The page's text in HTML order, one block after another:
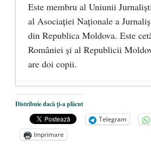
Este membru al Uniunii
al Asociaţiei Naţionale a
din Republica Moldova. Este
României și al Republicii
are doi copii.
Tot ce am realizat datorez
22 octombrie 2017
Vizita Patriarhului Kiril la
nouă abordare a relațiilor
Distribuie dacă ți-a plăcut
Telegram
Imprimare